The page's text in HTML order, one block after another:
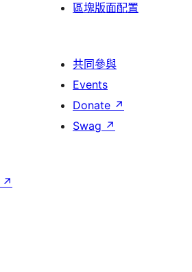
區塊版面配置
共同參與
Events
Donate ↗
Swag ↗
↗